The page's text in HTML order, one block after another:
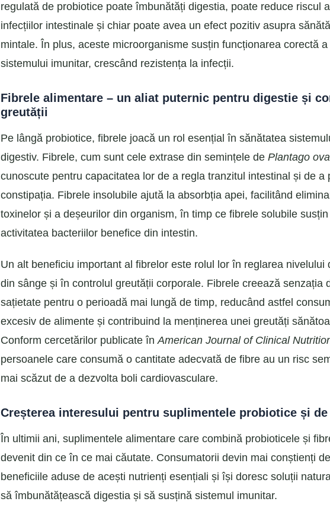
regulată de probiotice poate îmbunătăți digestia, poate reduce riscul
infecțiilor intestinale și chiar poate avea un efect pozitiv asupra
mintale. În plus, aceste microorganisme susțin funcționarea corectă a
sistemului imunitar, crescând rezistența la infecții.
Fibrele alimentare – un aliat puternic pentru digestie și
greutății
Pe lângă probiotice, fibrele joacă un rol esențial în sănătatea
digestiv. Fibrele, cum sunt cele extrase din semințele de Plantago
cunoscute pentru capacitatea lor de a regla tranzitul intestinal și de a
constipația. Fibrele insolubile ajută la absorbția apei, facilitând
toxinelor și a deșeurilor din organism, în timp ce fibrele solubile susțin
activitatea bacteriilor benefice din intestin.
Un alt beneficiu important al fibrelor este rolul lor în reglarea nivelului
din sânge și în controlul greutății corporale. Fibrele creează senzația
sațietate pentru o perioadă mai lungă de timp, reducând astfel
excesiv de alimente și contribuind la menținerea unei greutăți
Conform cercetărilor publicate înAmerican Journal of Clinical
persoanele care consumă o cantitate adecvată de fibre au un risc
mai scăzut de a dezvolta boli cardiovasculare.
Creșterea interesului pentru suplimentele probiotice și
În ultimii ani, suplimentele alimentare care combină probioticele și
devenit din ce în ce mai căutate. Consumatorii devin mai conștienți de
beneficiile aduse de acești nutrienți esențiali și își doresc soluții
să îmbunătățească digestia și să susțină sistemul imunitar.